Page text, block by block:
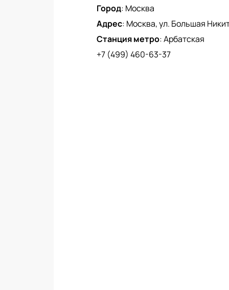
Город: Москва
Адрес: Москва, ул. Большая
Станция метро:Арбатская
+7 (499) 460-63-37